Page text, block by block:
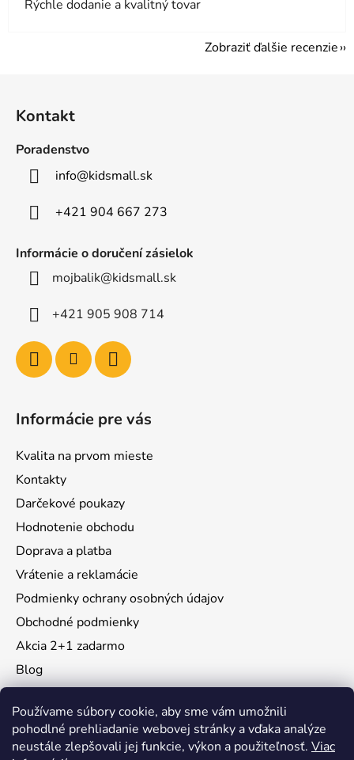
Používame súbory cookie, aby sme vám umožnili
pohodlné prehliadanie webovej stránky a vďaka analýze
neustále zlepšovali jej funkcie, výkon a použiteľnosť. Viac
Rýchle dodanie a kvalitný tovar
Zobraziť ďalšie recenzie
Kontakt
Poradenstvo
info@kidsmall.sk
+421 904 667 273
Informácie o doručení zásielok
mojbalik@kidsmall.sk
+421 905 908 714
Informácie pre vás
Kvalita na prvom mieste
Kontakty
Darčekové poukazy
Hodnotenie obchodu
Doprava a platba
Vrátenie a reklamácie
Podmienky ochrany osobných údajov
Obchodné podmienky
Akcia 2+1 zadarmo
Blog